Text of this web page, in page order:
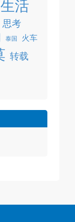
活
思考
泰国 火车
转载